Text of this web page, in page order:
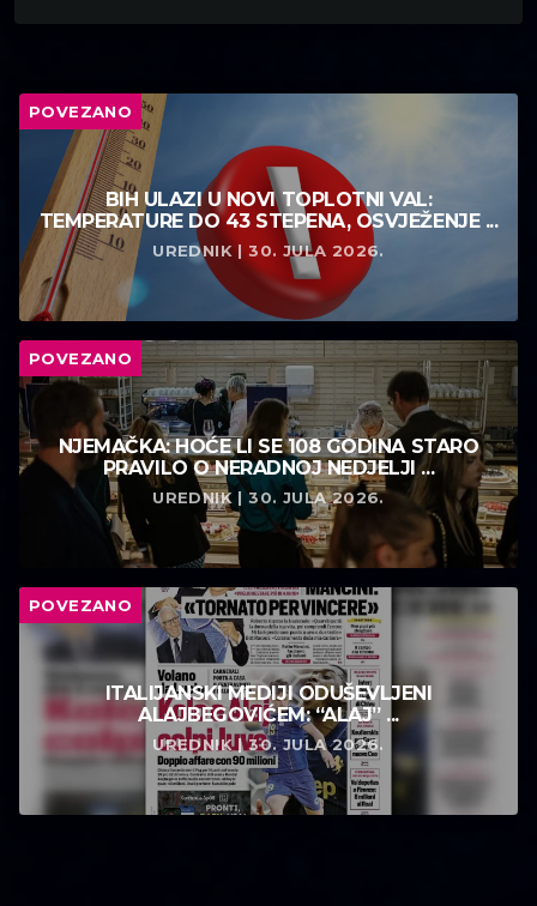
POVEZANO
BIH ULAZI U NOVI TOPLOTNI VAL:
TEMPERATURE DO 43 STEPENA, OSVJEŽENJE ...
UREDNIK | 30. JULA 2026.
POVEZANO
NJEMAČKA: HOĆE LI SE 108 GODINA STARO
PRAVILO O NERADNOJ NEDJELJI ...
UREDNIK | 30. JULA 2026.
POVEZANO
ITALIJANSKI MEDIJI ODUŠEVLJENI
ALAJBEGOVIĆEM: “ALAJ” ...
UREDNIK | 30. JULA 2026.